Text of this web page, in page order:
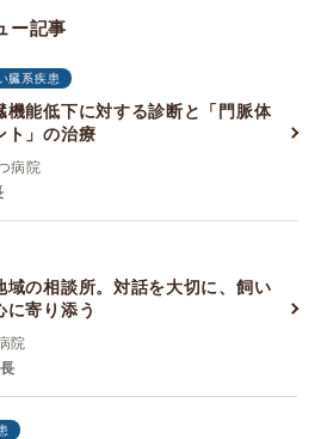
ー記事
臓系疾患
機能低下に対する診断と「門脈体
ト」の治療
病院
域の相談所。対話を大切に、飼い
に寄り添う
院